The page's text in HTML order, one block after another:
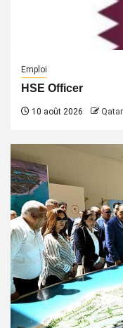
Emploi
HSE Officer
10 août 2026